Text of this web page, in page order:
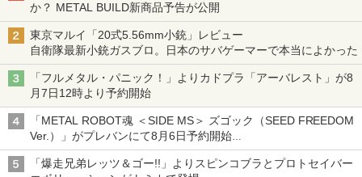
か？ METAL BUILD新商品予告が公開
東京マルイ「20式5.56mm小銃」レビュー
自衛隊最新小銃ガスブロ。日本のサバゲーマーで本当によかった
「フルメタル・パニック！」よりカドプラ「アーバレスト」が8
月7日12時より予約開始
「METAL ROBOT魂 ＜SIDE MS＞ ズゴック（SEED FREEDOM
Ver.）」がプレバンにて8月6日予約開始
「METAL ROBOT魂 ＜SIDE MS＞ キャバリアーアイフリッド」
も同時予約開始
「爆走兄弟レッツ＆ゴー!!」よりスピンコブラとプロトセイバー